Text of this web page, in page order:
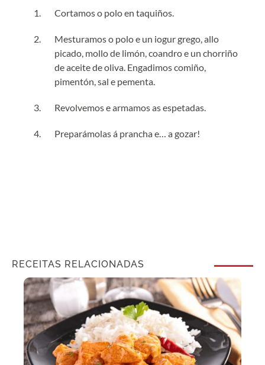
Cortamos o polo en taquiños.
Mesturamos o polo e un iogur grego, allo
picado, mollo de limón, coandro e un chorriño
de aceite de oliva. Engadimos comiño,
pimentón, sal e pementa.
Revolvemos e armamos as espetadas.
Preparámolas á prancha e… a gozar!
RECEITAS RELACIONADAS